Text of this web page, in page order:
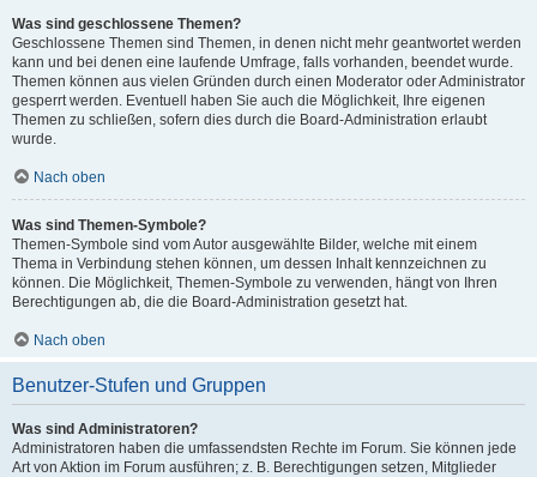
Was sind geschlossene Themen?
Geschlossene Themen sind Themen, in denen nicht mehr geantwortet werden
kann und bei denen eine laufende Umfrage, falls vorhanden, beendet wurde.
Themen können aus vielen Gründen durch einen Moderator oder Administrator
gesperrt werden. Eventuell haben Sie auch die Möglichkeit, Ihre eigenen
Themen zu schließen, sofern dies durch die Board-Administration erlaubt
wurde.
Nach oben
Was sind Themen-Symbole?
Themen-Symbole sind vom Autor ausgewählte Bilder, welche mit einem
Thema in Verbindung stehen können, um dessen Inhalt kennzeichnen zu
können. Die Möglichkeit, Themen-Symbole zu verwenden, hängt von Ihren
Berechtigungen ab, die die Board-Administration gesetzt hat.
Nach oben
Benutzer-Stufen und Gruppen
Was sind Administratoren?
Administratoren haben die umfassendsten Rechte im Forum. Sie können jede
Art von Aktion im Forum ausführen; z. B. Berechtigungen setzen, Mitglieder